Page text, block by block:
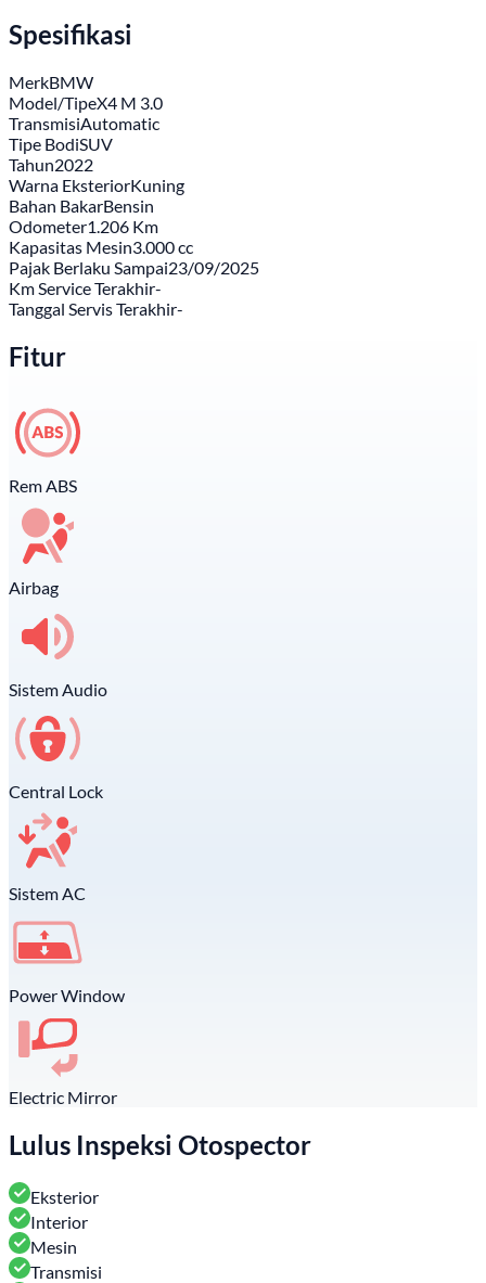
Spesifikasi
MerkBMW
Model/TipeX4 M 3.0
TransmisiAutomatic
Tipe BodiSUV
Tahun2022
Warna EksteriorKuning
Bahan BakarBensin
Odometer1.206 Km
Kapasitas Mesin3.000 cc
Pajak Berlaku Sampai23/09/2025
Km Service Terakhir-
Tanggal Servis Terakhir-
Fitur
Rem ABS
Airbag
Sistem Audio
Central Lock
Sistem AC
Power Window
Electric Mirror
Lulus Inspeksi Otospector
Eksterior
Interior
Mesin
Transmisi